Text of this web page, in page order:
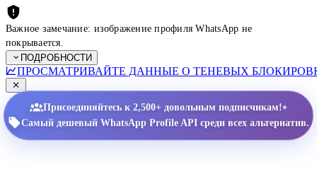
Важное замечание: изображение профиля WhatsApp не
покрывается.
ПОДРОБНОСТИ
ПРОСМАТРИВАЙТЕ ДАННЫЕ О ТЕНЕВЫХ
Присоединяйтесь к 2,500+ довольным подписчикам!•
Самый дешевый WhatsApp Profile API среди всех альтернатив.